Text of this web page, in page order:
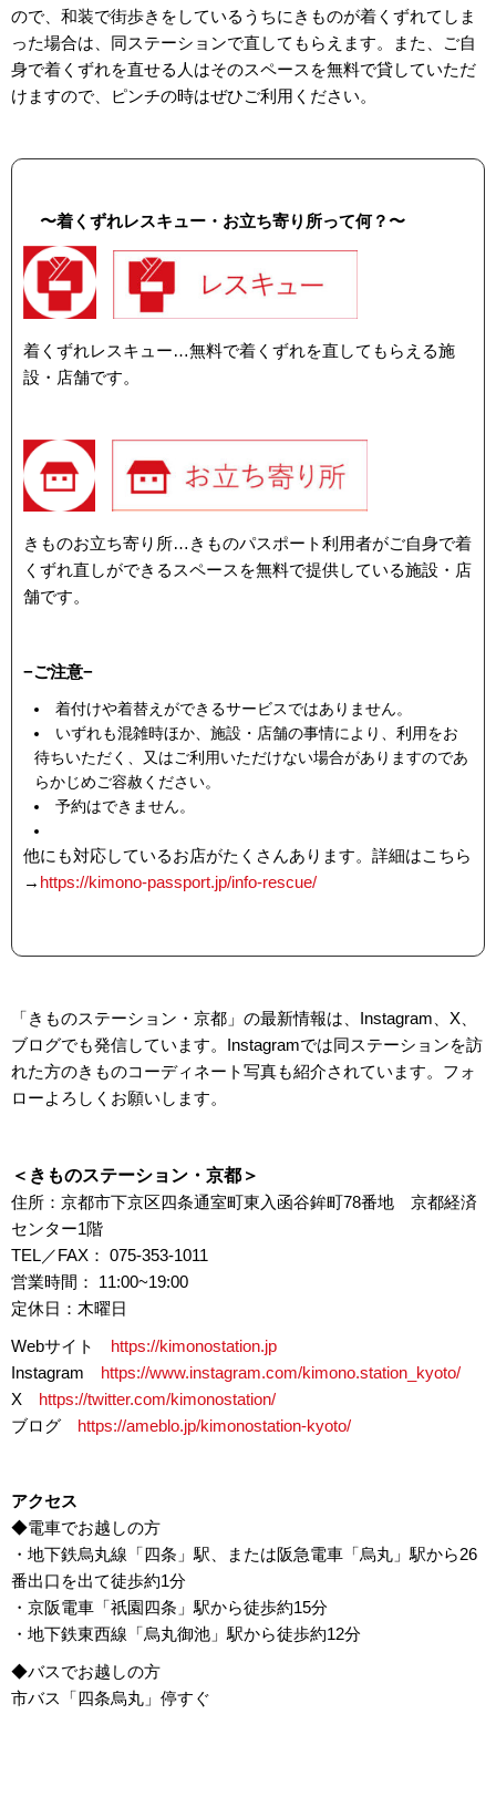
ので、和装で街歩きをしているうちにきものが着くずれてしま
った場合は、同ステーションで直してもらえます。また、ご自
身で着くずれを直せる人はそのスペースを無料で貸していただ
けますので、ピンチの時はぜひご利用ください。
〜着くずれレスキュー・お立ち寄り所って何？〜
着くずれレスキュー…無料で着くずれを直してもらえる施
設・店舗です。
きものお立ち寄り所…きものパスポート利用者がご自身で着
くずれ直しができるスペースを無料で提供している施設・店
舗です。
−ご注意−
着付けや着替えができるサービスではありません。
いずれも混雑時ほか、施設・店舗の事情により、利用をお
待ちいただく、又はご利用いただけない場合がありますのであ
らかじめご容赦ください。
予約はできません。
他にも対応しているお店がたくさんあります。詳細はこちら
→ https://kimono-passport.jp/info-rescue/
「きものステーション・京都」の最新情報は、Instagram、X、
ブログでも発信しています。Instagramでは同ステーションを訪
れた方のきものコーディネート写真も紹介されています。フォ
ローよろしくお願いします。
＜きものステーション・京都＞
住所：京都市下京区四条通室町東入函谷鉾町78番地 京都経済
センター1階
TEL／FAX： 075-353-1011
営業時間： 11:00~19:00
定休日：木曜日
Webサイト https://kimonostation.jp
Instagram https://www.instagram.com/kimono.station_kyoto/
X https://twitter.com/kimonostation/
ブログ https://ameblo.jp/kimonostation-kyoto/
アクセス
◆電車でお越しの方
・地下鉄烏丸線「四条」駅、または阪急電車「烏丸」駅から26
番出口を出て徒歩約1分
・京阪電車「祇園四条」駅から徒歩約15分
・地下鉄東西線「烏丸御池」駅から徒歩約12分
◆バスでお越しの方
市バス「四条烏丸」停すぐ